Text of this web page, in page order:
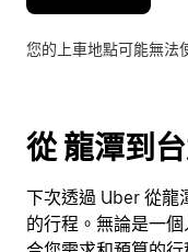
擇
按
離
開
按
鈕
您的上車地點可能無法
從 龍潭到
下次透過 Uber 從龍
的行程。無論是一